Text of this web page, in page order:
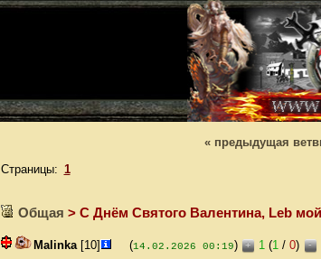
« предыдущая
Страницы: 1
Общая > С Днём Святого Валентина, Leb
Malinka[10] (14.02.2026 00:19) + 1 (1/ 0) -